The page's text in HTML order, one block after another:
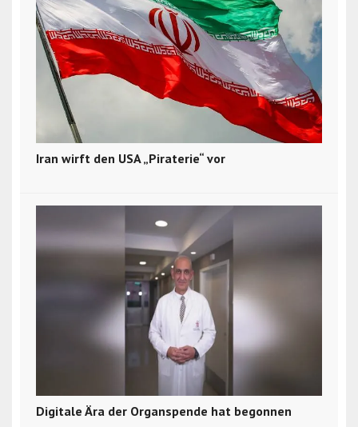
Iran wirft den USA „Piraterie“ vor
Digitale Ära der Organspende hat begonnen